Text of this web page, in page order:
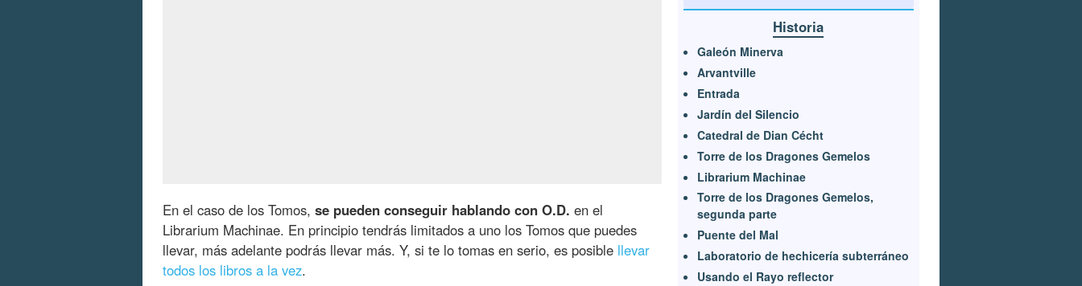
En el caso de los Tomos, se pueden conseguir hablando con O.D. en el
Librarium Machinae. En principio tendrás limitados a uno los Tomos que puedes
llevar, más adelante podrás llevar más. Y, si te lo tomas en serio, es posible llevar
todos los libros a la vez.
Historia
Galeón Minerva
Arvantville
Entrada
Jardín del Silencio
Catedral de Dian Cécht
Torre de los Dragones Gemelos
Librarium Machinae
Torre de los Dragones Gemelos,
segunda parte
Puente del Mal
Laboratorio de hechicería subterráneo
Usando el Rayo reflector